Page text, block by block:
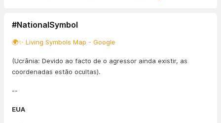
#NationalSymbol
🌍✨ Living Symbols Map - Google
(Ucrânia: Devido ao facto de o agressor ainda existir, as
coordenadas estão ocultas).
--
EUA